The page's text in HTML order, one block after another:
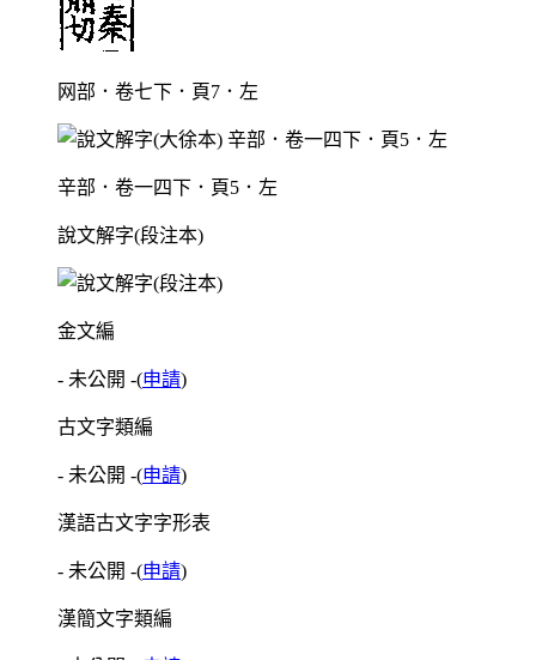
网部．卷七下．頁7．左
辛部．卷一四下．頁5．左
說文解字(段注本)
金文編
- 未公開 -(申請)
古文字類編
- 未公開 -(申請)
漢語古文字字形表
- 未公開 -(申請)
漢簡文字類編